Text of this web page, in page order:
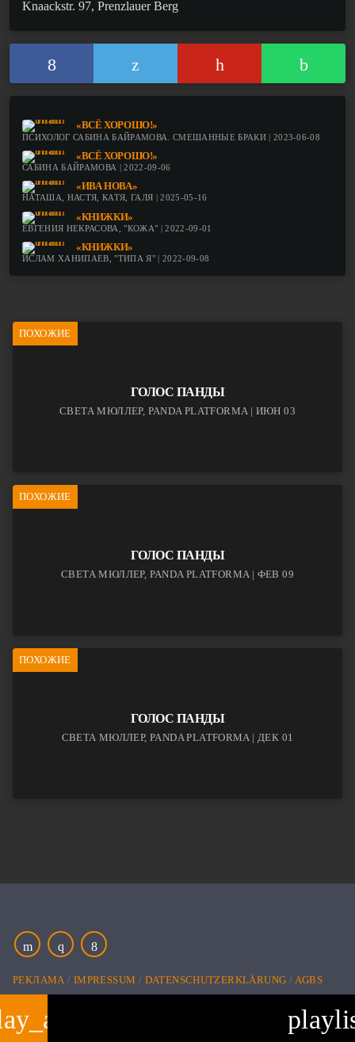
Knaackstr. 97, Prenzlauer Berg
«ВСЁ ХОРОШО!»
ПСИХОЛОГ САБИНА БАЙРАМОВА. СМЕШАННЫЕ БРАКИ | 2023-06-08
«ВСЁ ХОРОШО!»
САБИНА БАЙРАМОВА | 2022-09-06
«ИВА НОВА»
НАТАША, НАСТЯ, КАТЯ, ГАЛЯ | 2025-05-16
«КНИЖКИ»
ЕВГЕНИЯ НЕКРАСОВА, "КОЖА" | 2022-09-01
«КНИЖКИ»
ИСЛАМ ХАНИПАЕВ, "ТИПА Я" | 2022-09-08
ПОХОЖИЕ
ГОЛОС ПАНДЫ
СВЕТА МЮЛЛЕР, PANDA PLATFORMA | ИЮН 03
ПОХОЖИЕ
ГОЛОС ПАНДЫ
СВЕТА МЮЛЛЕР, PANDA PLATFORMA | ФЕВ 09
ПОХОЖИЕ
ГОЛОС ПАНДЫ
СВЕТА МЮЛЛЕР, PANDA PLATFORMA | ДЕК 01
РЕКЛАМА IMPRESSUM DATENSCHUTZERKLÄRUNG AGBS